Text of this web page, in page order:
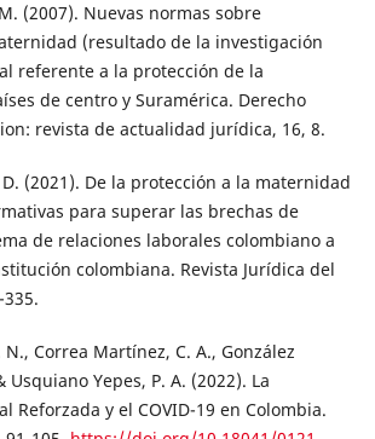
(2007). Nuevas normas sobre
(resultado de la investigación
referente a la protección de la
de centro y Suramérica. Derecho
revista de actualidad jurídica, 16, 8.
(2021). De la protección a la maternidad
para superar las brechas de
de relaciones laborales colombiano a
colombiana. Revista Jurídica del
Correa Martínez, C. A., González
Yepes, P. A. (2022). La
Reforzada y el COVID-19 en Colombia.